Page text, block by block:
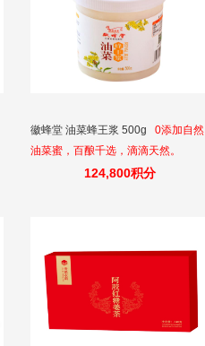
徽蜂堂 油菜蜂王浆 500g
0添加自然
油菜蜜，百酿千选，滴滴天然。
124,800积分